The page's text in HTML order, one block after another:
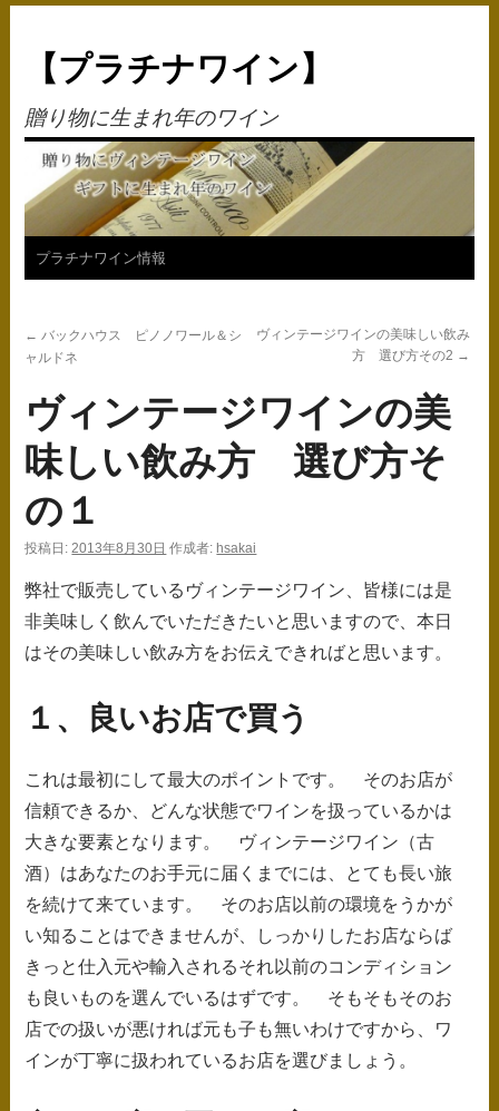
【プラチナワイン】
贈り物に生まれ年のワイン
コ
テ
ツ
へ
ス
キ
ッ
プラチナワイン情報
← バックハウス ピノノワール＆シ
ャルドネ
ヴィンテージワインの美味しい飲み
方 選び方その2 →
ヴィンテージワインの美
味しい飲み方 選び方そ
の１
投稿日: 2013年8月30日 作成者: hsakai
弊社で販売しているヴィンテージワイン、皆様には是
非美味しく飲んでいただきたいと思いますので、本日
はその美味しい飲み方をお伝えできればと思います。
１、良いお店で買う
これは最初にして最大のポイントです。 そのお店が
信頼できるか、どんな状態でワインを扱っているかは
大きな要素となります。 ヴィンテージワイン（古
酒）はあなたのお手元に届くまでには、とても長い旅
を続けて来ています。 そのお店以前の環境をうかが
い知ることはできませんが、しっかりしたお店ならば
きっと仕入元や輸入されるそれ以前のコンディション
も良いものを選んでいるはずです。 そもそもそのお
店での扱いが悪ければ元も子も無いわけですから、ワ
インが丁寧に扱われているお店を選びましょう。